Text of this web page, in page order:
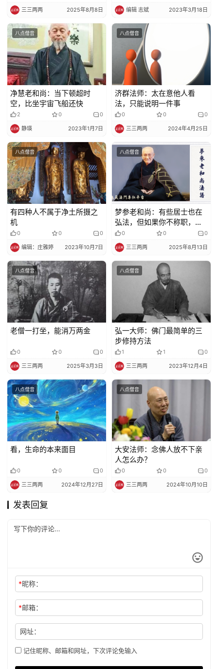
政
策
法
规
免
责
声
明
三三两两 2025年8月8日 编辑 志斌 2023年3月18日
八点僧音
净慧老和尚：当下顿超时
空，比坐宇宙飞船还快
2 0 0
静瑛 2023年1月7日
八点僧音
济群法师：太在意他人看
法，只能说明一件事
0 0 0
三三两两 2024年4月25日
八点僧音
有四种人不属于净土所摄之
机
0 0 0
编辑：庄雅婷 2023年10月7日
八点僧音
梦参老和尚：有些居士也在
弘法，但如果你不称职，佛
种还是会断的
0 0 0
三三两两 2025年8月13日
八点僧音
老僧一打坐，能消万两金
0 0 0
三三两两 2025年3月3日
八点僧音
弘一大师：佛门最简单的三
步修持方法
1 1 0
三三两两 2023年12月4日
八点僧音
看，生命的本来面目
0 0 0
三三两两 2024年12月27日
八点僧音
大安法师：念佛人放不下亲
人怎么办？
0 0 0
三三两两 2024年10月10日
发表回复
*昵称：
*邮箱：
网址：
记住昵称、邮箱和网址，下次评论免输入